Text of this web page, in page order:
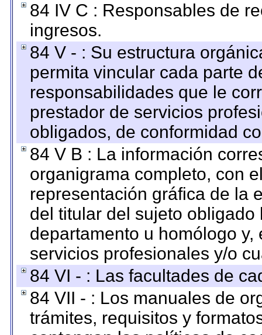
84 IV C : Responsables de
ingresos.
84 V - : Su estructura
permita vincular cada parte
responsabilidades que le
prestador de servicios
obligados, de conformidad
84 V B : La información
organigrama completo, con
representación gráfica de la
del titular del sujeto
departamento u homólogo
servicios profesionales y/o
84 VI - : Las facultades de
84 VII - : Los manuales de
trámites, requisitos y